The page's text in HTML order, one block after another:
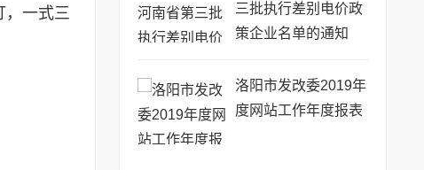
，一式三
三批执行差别电价政
策企业名单的通知
洛阳市发改委2019年
度网站工作年度报表